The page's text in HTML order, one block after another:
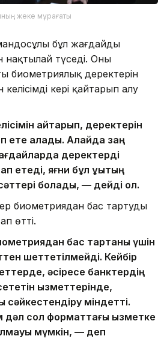
жеке мұрағаты
бұл жағдайды
түседі. Оның
биометриялық деректерін
кері қайтарып алу
қайтарып, деректерін
ете алады. Алайда заң
деректерді
етеді, яғни бұл құқықтың
болады, — дейді ол.
биометриядан бас тартудың
өтті.
бас тартқаны үшін
шеттетілмейді. Кейбір
әсіресе банктердің
қызметтерінде,
сәйкестендіру міндетті.
сол форматтағы қызметке
мүмкін, — деп